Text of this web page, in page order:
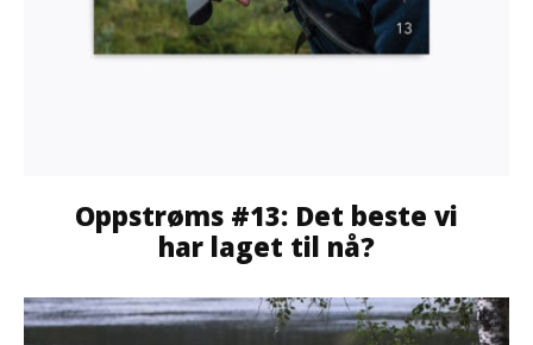
Oppstrøms #13: Det beste vi
har laget til nå?